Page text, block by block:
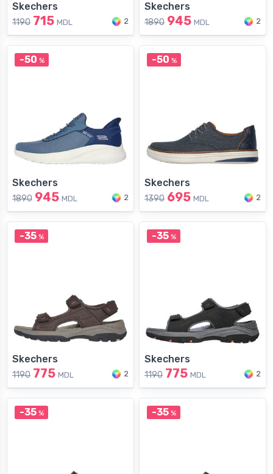
Skechers
1190 715 MDL 2
Skechers
1890 945 MDL 2
-50 %
Skechers
1890 945 MDL 2
-50 %
Skechers
1390 695 MDL 2
-35%
Skechers
1190 775 MDL 2
-35%
Skechers
1190 775 MDL 2
-35% -35%